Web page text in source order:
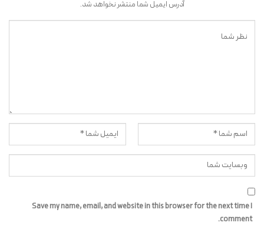
آدرس ایمیل شما منتشر نخواهد شد.
Save my name, email, and website in this browser for the next time I
comment.